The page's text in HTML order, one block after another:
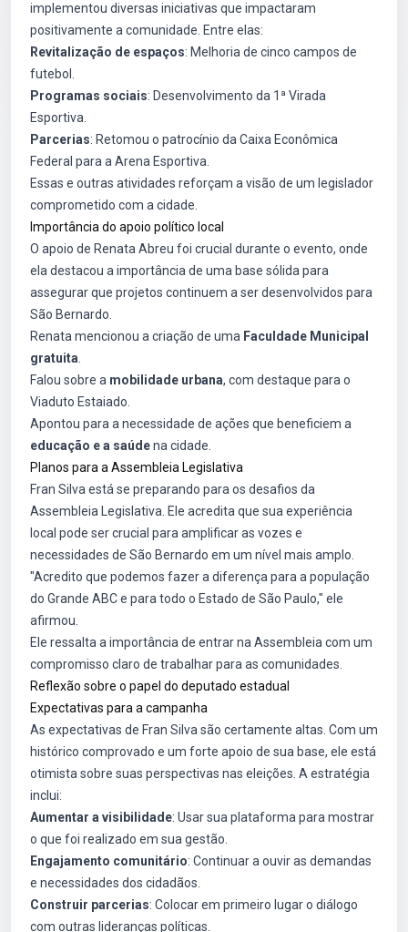
implementou diversas iniciativas que impactaram
positivamente a comunidade. Entre elas:
Revitalização de espaços: Melhoria de cinco campos de
futebol.
Programas sociais: Desenvolvimento da 1ª Virada
Esportiva.
Parcerias: Retomou o patrocínio da Caixa Econômica
Federal para a Arena Esportiva.
Essas e outras atividades reforçam a visão de um legislador
comprometido com a cidade.
Importância do apoio político local
O apoio de Renata Abreu foi crucial durante o evento, onde
ela destacou a importância de uma base sólida para
assegurar que projetos continuem a ser desenvolvidos para
São Bernardo.
Renata mencionou a criação de uma Faculdade Municipal
gratuita
Falou sobre a mobilidade urbana, com destaque para o
Viaduto Estaiado.
Apontou para a necessidade de ações que beneficiem a
educação e a saúdena cidade.
Planos para a Assembleia Legislativa
Fran Silva está se preparando para os desafios da
Assembleia Legislativa. Ele acredita que sua experiência
local pode ser crucial para amplificar as vozes e
necessidades de São Bernardo em um nível mais amplo.
"Acredito que podemos fazer a diferença para a população
do Grande ABC e para todo o Estado de São Paulo," ele
afirmou.
Ele ressalta a importância de entrar na Assembleia com um
compromisso claro de trabalhar para as comunidades.
Reflexão sobre o papel do deputado estadual
Expectativas para a campanha
As expectativas de Fran Silva são certamente altas. Com um
histórico comprovado e um forte apoio de sua base, ele está
otimista sobre suas perspectivas nas eleições. A estratégia
inclui:
Aumentar a visibilidade: Usar sua plataforma para mostrar
o que foi realizado em sua gestão.
Engajamento comunitário: Continuar a ouvir as demandas
e necessidades dos cidadãos.
Construir parcerias: Colocar em primeiro lugar o diálogo
com outras lideranças políticas.